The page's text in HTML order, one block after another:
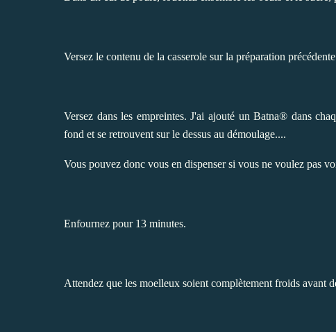
Versez le contenu de la casserole sur la préparation
Versez dans les empreintes. J'ai ajouté un Batna® dans
fond et se retrouvent sur le dessus au démoulage....
Vous pouvez donc vous en dispenser si vous ne voulez pas
Enfournez pour 13 minutes.
Attendez que les moelleux soient complètement froids avant